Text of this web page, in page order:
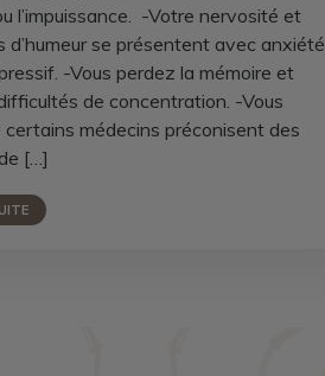
l’impuissance. -Votre nervosité et
d’humeur se présentent avec anxiété
-Vous perdez la mémoire et
de concentration. -Vous
certains médecins préconisent des
[…]